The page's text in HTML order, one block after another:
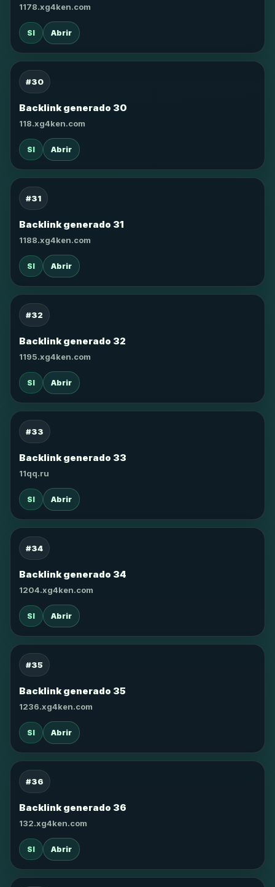
1178.xg4ken.com
SI Abrir
#30
Backlink generado 30
118.xg4ken.com
SI Abrir
#31
Backlink generado 31
1188.xg4ken.com
SI Abrir
#32
Backlink generado 32
1195.xg4ken.com
SI Abrir
#33
Backlink generado 33
11qq.ru
SI Abrir
#34
Backlink generado 34
1204.xg4ken.com
SI Abrir
#35
Backlink generado 35
1236.xg4ken.com
SI Abrir
#36
Backlink generado 36
132.xg4ken.com
SI Abrir